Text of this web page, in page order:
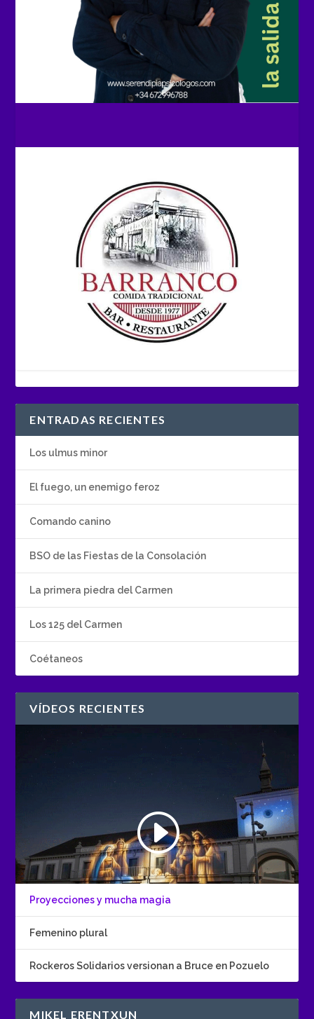
ENTRADAS RECIENTES
Los ulmus minor
El fuego, un enemigo feroz
Comando canino
BSO de las Fiestas de la Consolación
La primera piedra del Carmen
Los 125 del Carmen
Coétaneos
VÍDEOS RECIENTES
Proyecciones y mucha magia
Femenino plural
Rockeros Solidarios versionan a Bruce en Pozuelo
MIKEL ERENTXUN